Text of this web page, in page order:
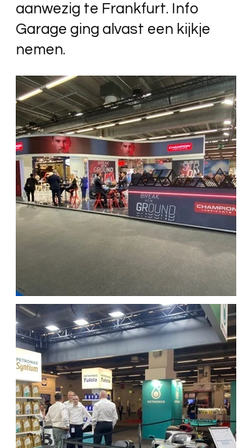
aanwezig te Frankfurt. Info
Garage ging alvast een kijkje
nemen.